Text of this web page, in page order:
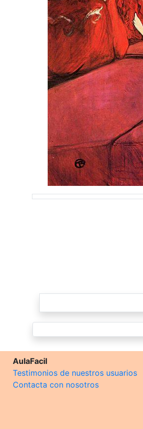
AulaFacil
Testimonios de nuestros usuarios
Contacta con nosotros